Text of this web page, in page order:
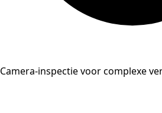
Camera-inspectie voor complexe